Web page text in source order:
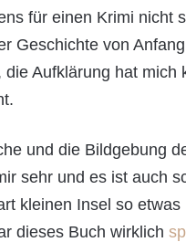
für einen Krimi nicht
Geschichte von
die Aufklärung hat mich
und die Bildgebung
sehr und es ist auch
kleinen Insel so etwas
dieses Buch wirklich